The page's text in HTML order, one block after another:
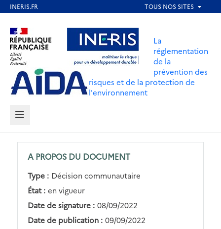
contenu
principal
Aller au contenu Aller au menu
Aller au pied de page
La
réglementation
de la
prévention des
risques et de la protection de
l'environnement
MENU
A PROPOS DU DOCUMENT
Type : Décision communautaire
État : en vigueur
Date de signature : 08/09/2022
Date de publication : 09/09/2022